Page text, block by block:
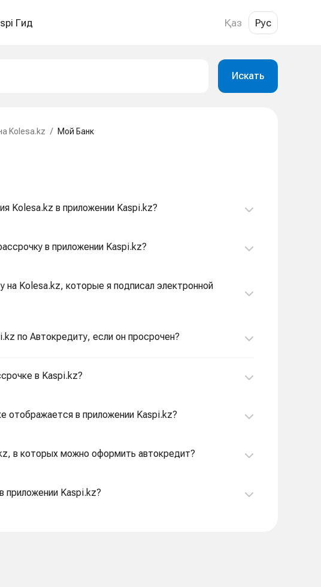
Гид Қаз Рус
Искать
Kolesa.kz / Мой Банк
Kolesa.kz в приложении Kaspi.kz?
в приложении Kaspi.kz?
Kolesa.kz, которые я подписал электронной
по Автокредиту, если он просрочен?
в Kaspi.kz?
отображается в приложении Kaspi.kz?
в которых можно оформить автокредит?
приложении Kaspi.kz?